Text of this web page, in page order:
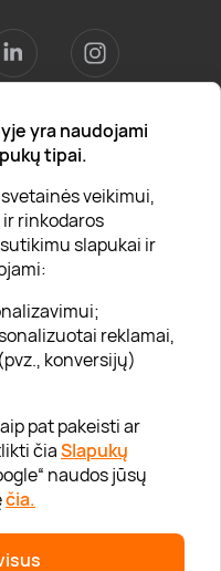
yra naudojami
tipai.
veikimui,
rinkodaros
slapukai ir
reklamai,
konversijų)
pat pakeisti ar
čiaSlapukų
naudos jūsų
čia.